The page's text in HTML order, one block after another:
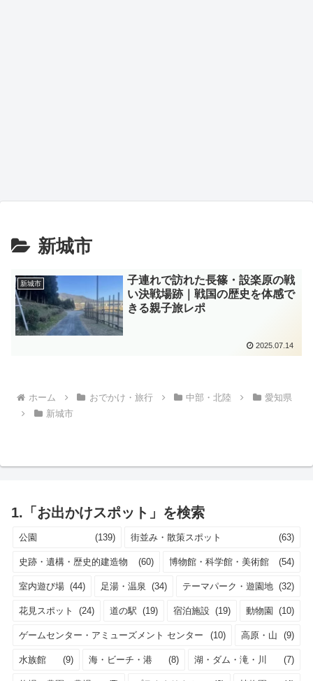
新城市
新城市
子連れで訪れた長篠・設楽原の戦
い決戦場跡｜戦国の歴史を体感で
きる親子旅レポ
2025.07.14
ホーム おでかけ・旅行 中部・北陸
愛知県
新城市
1.「お出かけスポット」を検索
公園 (139) 街並み・散策スポット (63)
史跡・遺構・歴史的建造物 (60) 博物館・科学館・美術館 (54)
室内遊び場 (44) 足湯・温泉 (34) テーマパーク・遊園地 (32)
花見スポット (24) 道の駅 (19) 宿泊施設 (19) 動物園 (10)
ゲームセンター・アミューズメント センター (10) 高原・山 (9)
水族館 (9) 海・ビーチ・港 (8) 湖・ダム・滝・川 (7)